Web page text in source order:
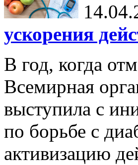
ускорения
В год, когда
Всемирная
выступила с
по борьбе с
активизацию